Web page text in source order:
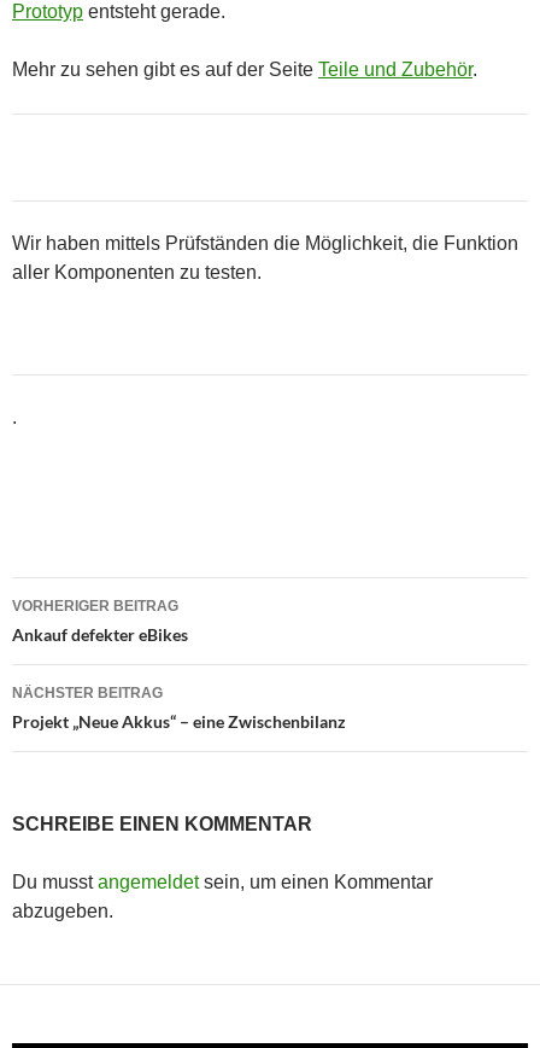
Prototyp entsteht gerade.
Mehr zu sehen gibt es auf der Seite Teile und Zubehör.
Wir haben mittels Prüfständen die Möglichkeit, die Funktion
aller Komponenten zu testen.
.
Beitragsnavigation
VORHERIGER BEITRAG
Ankauf defekter eBikes
NÄCHSTER BEITRAG
Projekt „Neue Akkus“ – eine Zwischenbilanz
SCHREIBE EINEN KOMMENTAR
Du musstangemeldetsein, um einen Kommentar
abzugeben.